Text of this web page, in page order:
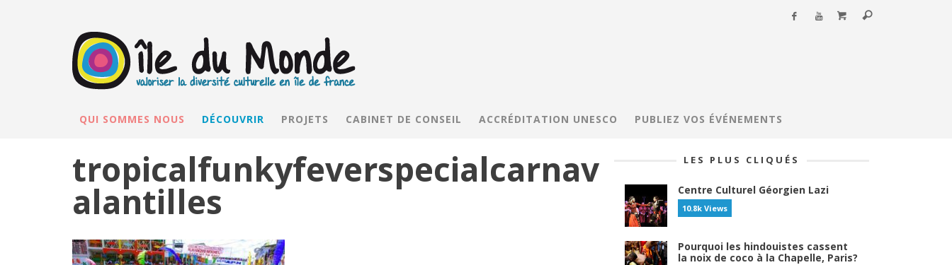
QUI SOMMES NOUS DÉCOUVRIR PROJETS CABINET DE CONSEIL ACCRÉDITATION UNESCO PUBLIEZ VOS ÉVÉNEMENTS
tropicalfunkyfeverspecialcarnav
alantilles
LES PLUS CLIQUÉS
Centre Culturel Géorgien Lazi
10.8k Views
Pourquoi les hindouistes cassent
la noix de coco à la Chapelle, Paris?